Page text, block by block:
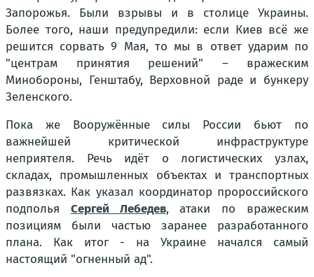
Запорожья. Были взрывы и в столице Украины.
Более того, наши предупредили: если Киев всё же
решится сорвать 9 Мая, то мы в ответ ударим по
"центрам принятия решений" – вражеским
Минобороны, Генштабу, Верховной раде и бункеру
Зеленского.
Пока же Вооружённые силы России бьют по
важнейшей критической инфраструктуре
неприятеля. Речь идёт о логистических узлах,
складах, промышленных объектах и транспортных
развязках. Как указал координатор пророссийского
подполья Сергей Лебедев, атаки по вражеским
позициям были частью заранее разработанного
плана. Как итог - на Украине начался самый
настоящий "огненный ад".